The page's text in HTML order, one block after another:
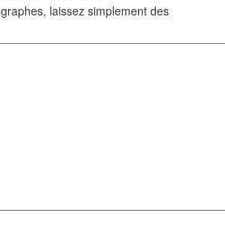
laissez simplement des